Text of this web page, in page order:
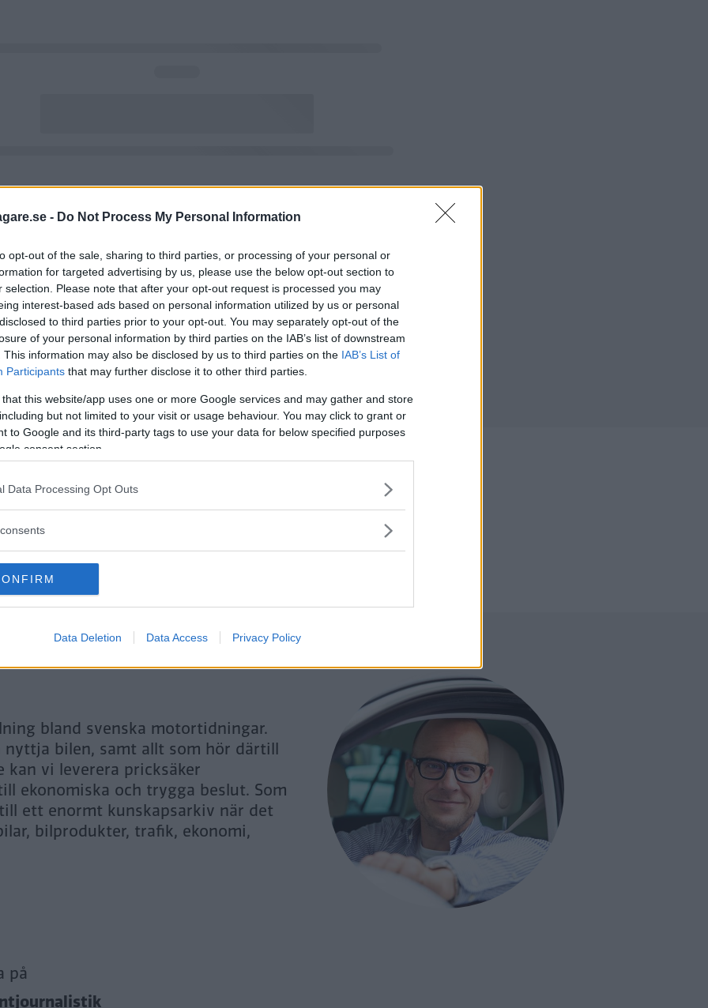
- Do Not Process My Personal Information
opt-out of the sale, sharing to third parties, or processing of your personal or
for targeted advertising by us, please use the below opt-out section to
selection. Please note that after your opt-out request is processed you may
interest-based ads based on personal information utilized by us or personal
to third parties prior to your opt-out. You may separately opt-out of the
of your personal information by third parties on the IAB’s list of downstream
This information may also be disclosed by us to third parties on the IAB’s List of
Participants that may further disclose it to other third parties.
that this website/app uses one or more Google services and may gather and store
but not limited to your visit or usage behaviour. You may click to grant or
to Google and its third-party tags to use your data for below specified purposes
consent section.
Data Processing Opt Outs
Data Deletion Data Access Privacy Policy
Genom att klicka på "Fortsätt" godkänner jag OK-Förlagets prenumerationsvillkor
och bekräftar att jag tagit del av
OK-Förlagets integritetspolicy
Är du redan prenumerant på vår papperstidning?
Aktivera din digitala prenumeration utan kostnad här.
bland svenska motortidningar.
nyttja bilen, samt allt som hör därtill
kan vi leverera pricksäker
ekonomiska och trygga beslut. Som
ett enormt kunskapsarkiv när det
bilprodukter, trafik, ekonomi,
på